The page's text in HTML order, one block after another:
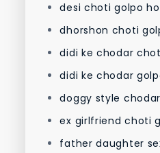
desi choti golpo
dhorshon choti
didi ke chodar
didi ke chodar
doggy style
ex girlfriend choti
father daughter